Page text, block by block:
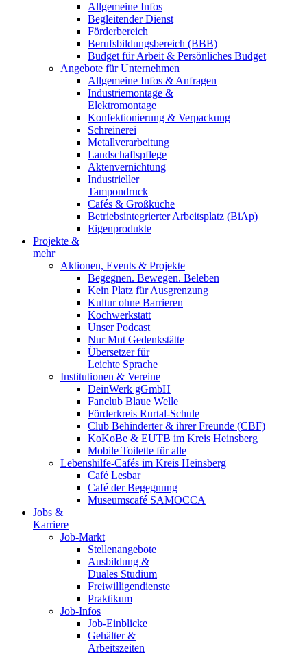
Allgemeine Infos
Begleitender Dienst
Förderbereich
Berufsbildungsbereich (BBB)
Budget für Arbeit & Persönliches Budget
Angebote für Unternehmen
Allgemeine Infos & Anfragen
Industriemontage &
Elektromontage
Konfektionierung & Verpackung
Schreinerei
Metallverarbeitung
Landschaftspflege
Aktenvernichtung
Industrieller
Tampondruck
Cafés & Großküche
Betriebsintegrierter Arbeitsplatz (BiAp)
Eigenprodukte
Projekte &
mehr
Aktionen, Events & Projekte
Begegnen. Bewegen. Beleben
Kein Platz für Ausgrenzung
Kultur ohne Barrieren
Kochwerkstatt
Unser Podcast
Nur Mut Gedenkstätte
Übersetzer für
Leichte Sprache
Institutionen & Vereine
DeinWerk gGmbH
Fanclub Blaue Welle
Förderkreis Rurtal-Schule
Club Behinderter & ihrer Freunde (CBF)
KoKoBe & EUTB im Kreis Heinsberg
Mobile Toilette für alle
Lebenshilfe-Cafés im Kreis Heinsberg
Café Lesbar
Café der Begegnung
Museumscafé SAMOCCA
Jobs &
Karriere
Job-Markt
Stellenangebote
Ausbildung &
Duales Studium
Freiwilligendienste
Praktikum
Job-Infos
Job-Einblicke
Gehälter &
Arbeitszeiten